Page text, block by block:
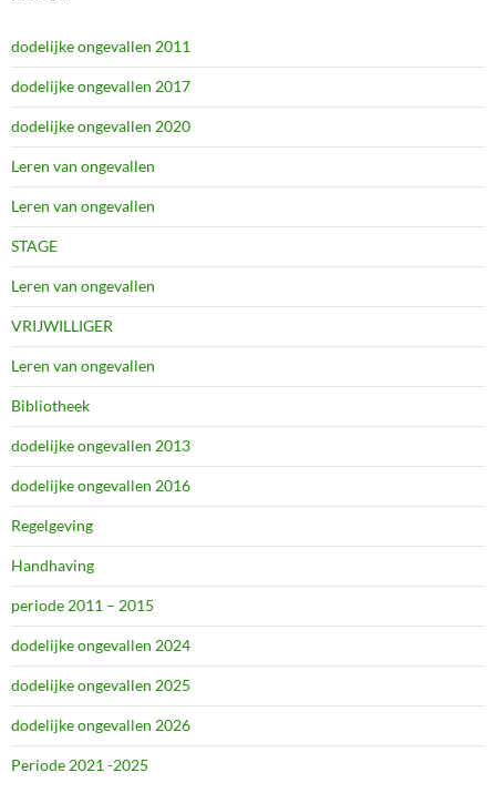
dodelijke ongevallen 2011
dodelijke ongevallen 2017
dodelijke ongevallen 2020
Leren van ongevallen
Leren van ongevallen
STAGE
Leren van ongevallen
VRIJWILLIGER
Leren van ongevallen
Bibliotheek
dodelijke ongevallen 2013
dodelijke ongevallen 2016
Regelgeving
Handhaving
periode 2011 – 2015
dodelijke ongevallen 2024
dodelijke ongevallen 2025
dodelijke ongevallen 2026
Periode 2021 -2025